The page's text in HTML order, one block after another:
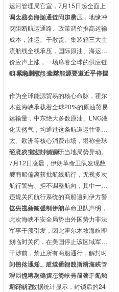
运河管理局官宣，7月15日起全面上
调全品类船舶通行附加费。
两大核心海运通道同步承压，地缘冲
突阻断航运通路、政策调价推高运输
成本，油运、干散货、集装箱三大主
流航线全线承压，国际原油、海运运
价应声上涨，一场席卷全球的供应链
成本风暴已然来袭。
01紧急封锁！全球能源要道近乎停摆
作为全球能源贸易的核心命脉，霍尔
木兹海峡承载着全球20%的原油贸易
运输量，中东绝大多数原油、LNG液
化天然气，均通过这条航道运往亚
太、欧洲等核心消费市场，堪称全球
经济的“能源大动脉”。
而此次突发封锁源于当地局势异动。
7月12日凌晨，伊朗革命卫队发现数
艘商船偏离获批航线航行，无视多次
航行警告、拒不调整航向，其中一艘
违规关闭航行系统的商船遭到伊方警
告射击并被强制停航。
据央视新闻援引伊朗革命卫队声明，
此次海峡不安全局势由外国势力非法
军事干预引发，因此霍尔木兹海峡即
刻临时关闭，在美国停止该区域军事
干涉前，禁止所有商船通行，解封时
间另行通知。后续伊朗波斯湾海峡管
理局也再次确认，海峡当前处于无法
通行状态。
封锁落地后，航道通行数据断崖式下
滑，拥堵与停摆态势十分显著。船舶
AIS航行数据统计显示，封锁后的24